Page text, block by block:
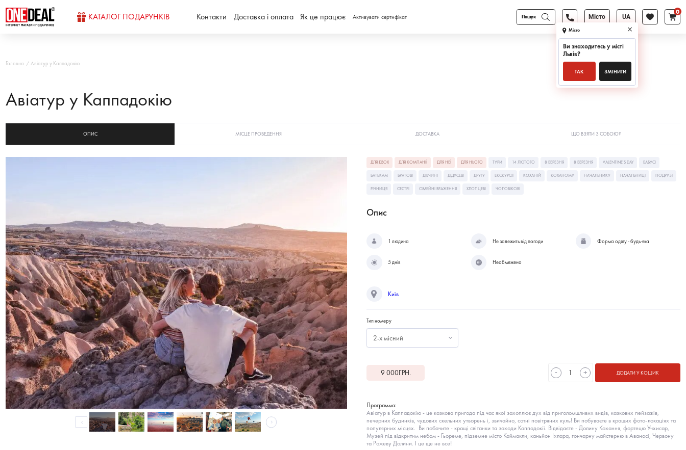
КАТАЛОГ ПОДАРУНКІВ Контакти Доставка і оплата Як це працює Активувати сертифікат
Products
search
Місто
Місто
Ви знаходитесь у місті
Львів?
ТАК ЗМІНИТИ
UA
0
Головна Авіатур у Каппадокію
Авіатур у Каппадокію
ОПИС МІСЦЕ ПРОВЕДЕННЯ ДОСТАВКА ЩО ВЗЯТИ З СОБОЮ?
ДЛЯ ДВОХ ДЛЯ КОМПАНІЇ ДЛЯ НЕЇ ДЛЯ НЬОГО ТУРИ 14 ЛЮТОГО 8 БЕРЕЗНЯ 8 БЕРЕЗНЯ VALENTINE'S DAY БАБУСІ
БАТЬКАМ БРАТОВІ ДІВЧИНІ ДІДУСЕВІ ДРУГУ ЕКСКУРСІЇ КОХАНІЙ КОХАНОМУ НАЧАЛЬНИКУ НАЧАЛЬНИЦІ ПОДРУЗІ
РІЧНИЦЯ СЕСТРІ СІМЕЙНІ ВРАЖЕННЯ ХЛОПЦЕВІ ЧОЛОВІКОВІ
Опис
1 людина Не залежить від погоди Форма одягу - будь-яка
5 днів Необмежено
Київ
Тип номеру
2-х місний
9 000ГРН. - + ДОДАТИ У КОШИК
Программа:
Авіатур в Каппадокію - це казкова пригода під час якої захоплює дух від приголомшливих видів, казкових пейзажів,
печерних будинків, чудових скельних утворень і, звичайно, сотні повітряних куль! Ви побуваєте в кращих фото-локаціях та
популярних місцях. Ви побачите - кращі світанки та заходи Каппадокії. Відвідаєте - Долину Кохання, фортецю Учхисар,
Музей під відкритим небом - Гьореме, підземне місто Каймакли, каньйон Іхлара, гончарну майстерню в Аваносі, Червону
та Рожеву Долини. І це ще не все!